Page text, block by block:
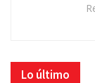
Lo último